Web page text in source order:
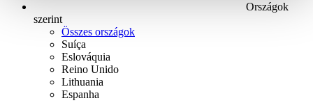
Országok
szerint
Összes országok
Suíça
Eslováquia
Reino Unido
Lithuania
Espanha